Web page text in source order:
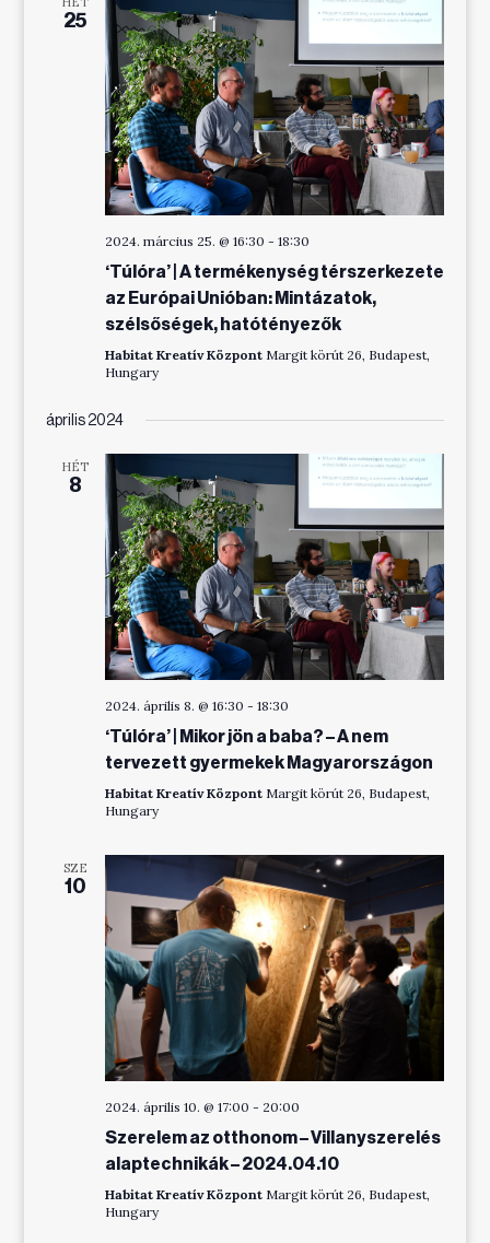
25
2024. március 25. @ 16:30 - 18:30
‘Túlóra’ | A termékenység térszerkezete
az Európai Unióban: Mintázatok,
szélsőségek, hatótényezők
Habitat Kreatív Központ Margit körút 26, Budapest,
Hungary
április 2024
HÉT
8
2024. április 8. @ 16:30 - 18:30
‘Túlóra’ | Mikor jön a baba? – A nem
tervezett gyermekek Magyarországon
Habitat Kreatív Központ Margit körút 26, Budapest,
Hungary
SZE
10
2024. április 10. @ 17:00 - 20:00
Szerelem az otthonom – Villanyszerelés
alaptechnikák – 2024.04.10
Habitat Kreatív Központ Margit körút 26, Budapest,
Hungary